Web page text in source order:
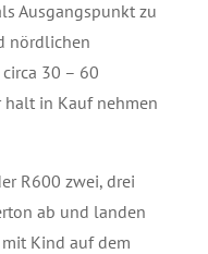
Ausgangspunkt zu
nördlichen
30 – 60
in Kauf nehmen
R600 zwei, drei
ab und landen
Kind auf dem